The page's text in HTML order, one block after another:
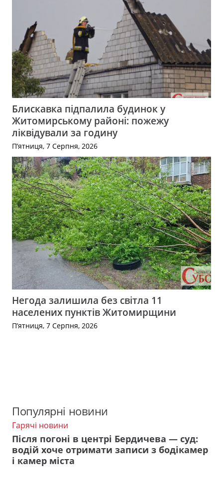
Блискавка підпалила будинок у
Житомирському районі: пожежу
ліквідували за годину
П’ятниця, 7 Серпня, 2026
Негода залишила без світла 11
населених пунктів Житомирщини
П’ятниця, 7 Серпня, 2026
Популярні новини
Гарячі новини
Після погоні в центрі Бердичева — суд:
водій хоче отримати записи з бодікамер
і камер міста